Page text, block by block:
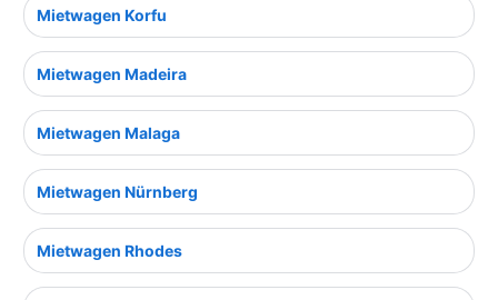
Mietwagen Korfu
Mietwagen Madeira
Mietwagen Malaga
Mietwagen Nürnberg
Mietwagen Rhodes